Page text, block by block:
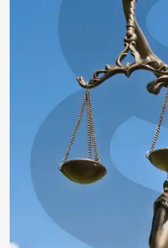
insektivor212